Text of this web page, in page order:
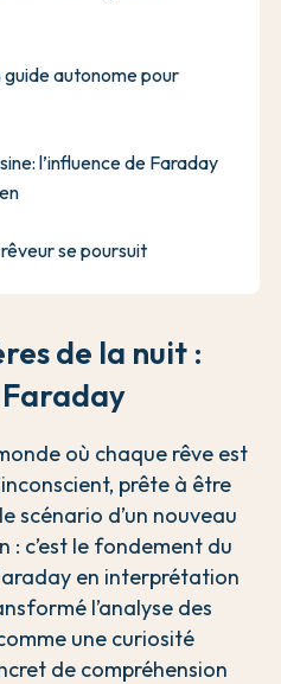
de la nuit :
Faraday
où chaque rêve est
prête à être
scénario d’un nouveau
c’est le fondement du
en interprétation
l’analyse des
une curiosité
de compréhension
guide autonome pour
l’influence de Faraday
se poursuit